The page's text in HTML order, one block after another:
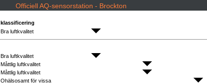
Officiell AQ-sensorstation - Brockton
klassificering
Bra luftkvalitet
Bra luftkvalitet
Måttlig luftkvalitet
Måttlig luftkvalitet
Ohälsosamt för vissa